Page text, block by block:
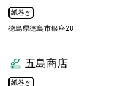
紙巻き
徳島県徳島市銀座28
五島商店
紙巻き